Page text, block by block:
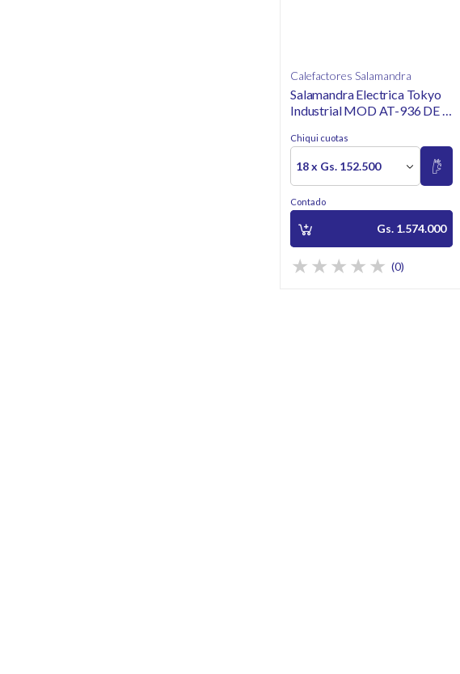
Calefactores Salamandra
Salamandra Electrica Tokyo
Industrial MOD AT-936 DE 0
Chiqui cuotas
18 x Gs. 152.500
Contado
Gs. 1.574.000
(0)